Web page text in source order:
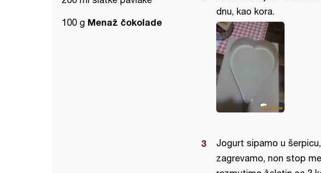
100 g Menaž čokolade
dnu, kao kora.
Jogurt sipamo u
zagrevamo, non stop